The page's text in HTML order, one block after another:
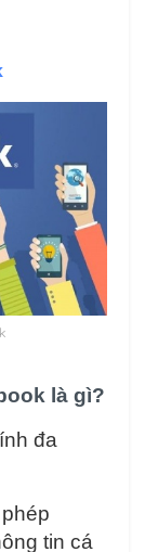
là gì?
đa
tin cá